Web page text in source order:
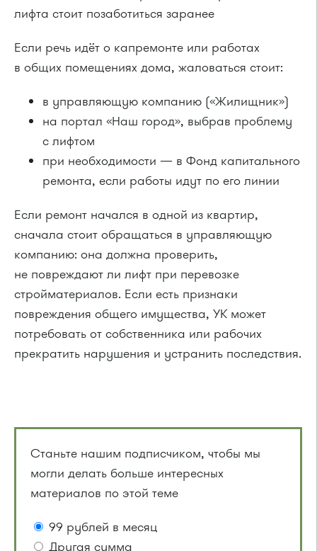
лифта стоит позаботиться заранее
Если речь идёт о капремонте или работах
в общих помещениях дома, жаловаться стоит:
в управляющую компанию («Жилищник»)
на портал «Наш город», выбрав проблему
с лифтом
при необходимости — в Фонд капитального
ремонта, если работы идут по его линии
Если ремонт начался в одной из квартир,
сначала стоит обращаться в управляющую
компанию: она должна проверить,
не повреждают ли лифт при перевозке
стройматериалов. Если есть признаки
повреждения общего имущества, УК может
потребовать от собственника или рабочих
прекратить нарушения и устранить последствия.
Станьте нашим подписчиком, чтобы мы
могли делать больше интересных
материалов по этой теме
99 рублей в месяц
Другая сумма